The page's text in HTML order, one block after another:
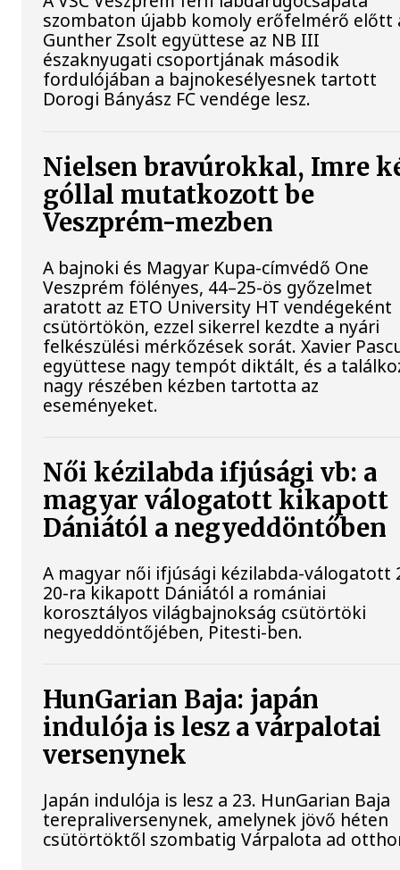
szombaton újabb komoly erőfelmérő előtt
Gunther Zsolt együttese az NB III
északnyugati csoportjának második
fordulójában a bajnokesélyesnek tartott
Dorogi Bányász FC vendége lesz.
Nielsen bravúrokkal, Imre
góllal mutatkozott be
Veszprém-mezben
A bajnoki és Magyar Kupa-címvédő One
Veszprém fölényes, 44–25-ös győzelmet
aratott az ETO University HT vendégeként
csütörtökön, ezzel sikerrel kezdte a nyári
felkészülési mérkőzések sorát. Xavier
együttese nagy tempót diktált, és a
nagy részében kézben tartotta az
eseményeket.
Női kézilabda ifjúsági vb: a
magyar válogatott kikapott
Dániától a negyeddöntőben
A magyar női ifjúsági kézilabda-válogatott
20-ra kikapott Dániától a romániai
korosztályos világbajnokság csütörtöki
negyeddöntőjében, Pitesti-ben.
HunGarian Baja: japán
indulója is lesz a várpalotai
versenynek
Japán indulója is lesz a 23. HunGarian Baja
terepraliversenynek, amelynek jövő héten
csütörtöktől szombatig Várpalota ad